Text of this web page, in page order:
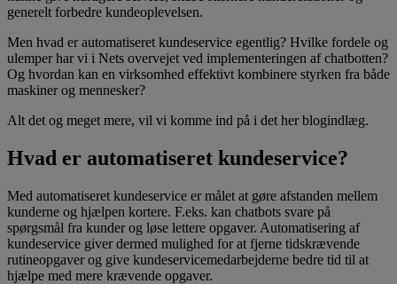
generelt forbedre kundeoplevelsen.
Men hvad er automatiseret kundeservice egentlig? Hvilke fordele og
ulemper har vi i Nets overvejet ved implementeringen af chatbotten?
Og hvordan kan en virksomhed effektivt kombinere styrken fra både
maskiner og mennesker?
Alt det og meget mere, vil vi komme ind på i det her blogindlæg.
Hvad er automatiseret kundeservice?
Med automatiseret kundeservice er målet at gøre afstanden mellem
kunderne og hjælpen kortere. F.eks. kan chatbots svare på
spørgsmål fra kunder og løse lettere opgaver. Automatisering af
kundeservice giver dermed mulighed for at fjerne tidskrævende
rutineopgaver og give kundeservicemedarbejderne bedre tid til at
hjælpe med mere krævende opgaver.